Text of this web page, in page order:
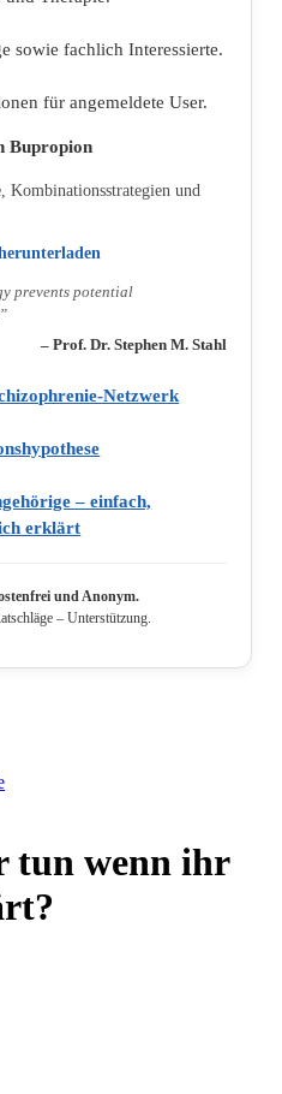
sowie fachlich Interessierte.
für angemeldete User.
Bupropion
Kombinationsstrategien und
prevents potential
– Prof. Dr. Stephen M. Stahl
– einfach,
erklärt
und Anonym.
– Unterstützung.
tun wenn ihr